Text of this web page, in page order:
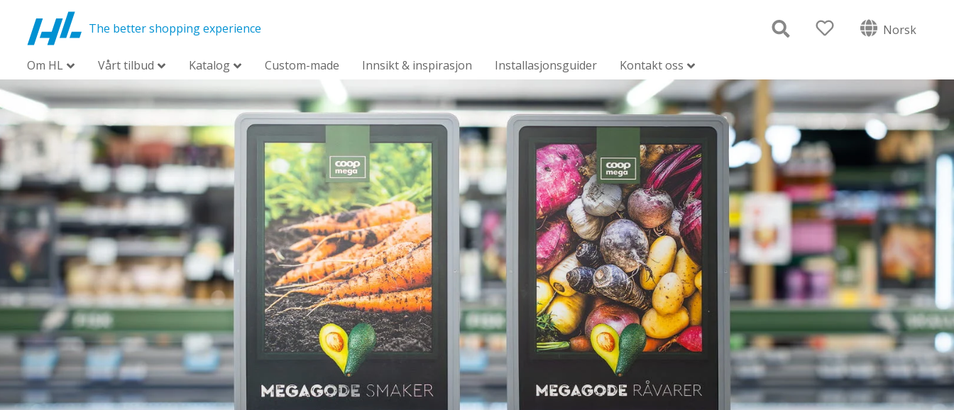
The better shopping experience Norsk
Om HL Vårt tilbud Katalog Custom-made Innsikt & inspirasjon Installasjonsguider Kontakt oss